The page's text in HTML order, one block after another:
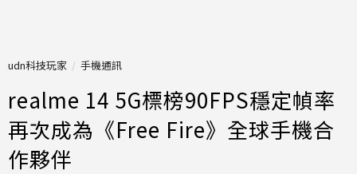
udn科技玩家 手機通訊
realme 14 5G標榜90FPS穩定幀率
再次成為《Free Fire》全球手機合
作夥伴